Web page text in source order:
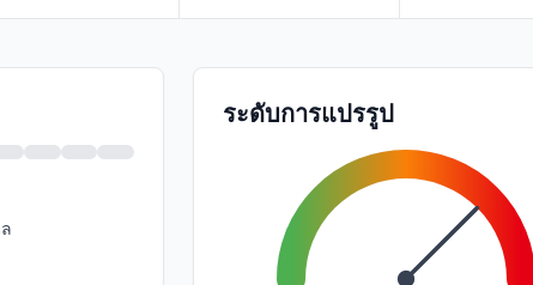
ระดับการแปรรูป